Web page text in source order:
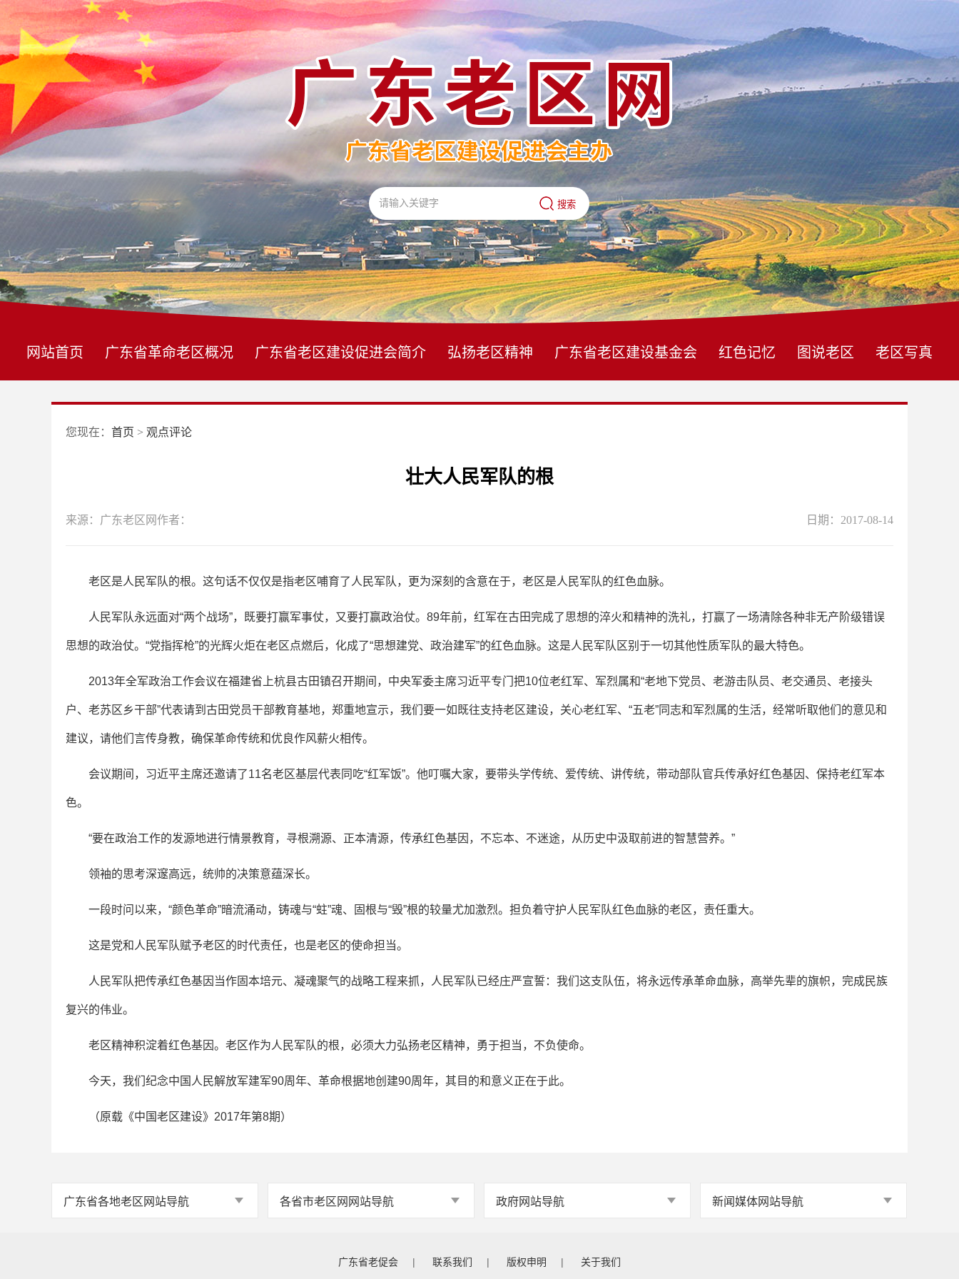
网站首页 广东省革命老区概况 广东省老区建设促进会简介 弘扬老区精神 广东省老区建设基金会 红色记忆 图说老区 老区写真
您现在： 首页 > 观点评论
壮大人民军队的根
来源：广东老区网作者： 日期：2017-08-14
老区是人民军队的根。这句话不仅仅是指老区哺育了人民军队，更为深刻的含意在于，老区是人民军队的红色血脉。
人民军队永远面对“两个战场”，既要打赢军事仗，又要打赢政治仗。89年前，红军在古田完成了思想的淬火和精神的洗礼，打赢了一场清除各种非无产阶级错误
思想的政治仗。“党指挥枪”的光辉火炬在老区点燃后，化成了“思想建党、政治建军”的红色血脉。这是人民军队区别于一切其他性质军队的最大特色。
2013年全军政治工作会议在福建省上杭县古田镇召开期间，中央军委主席习近平专门把10位老红军、军烈属和“老地下党员、老游击队员、老交通员、老接头
户、老苏区乡干部”代表请到古田党员干部教育基地，郑重地宣示，我们要一如既往支持老区建设，关心老红军、“五老”同志和军烈属的生活，经常听取他们的意见和
建议，请他们言传身教，确保革命传统和优良作风薪火相传。
会议期间，习近平主席还邀请了11名老区基层代表同吃“红军饭”。他叮嘱大家，要带头学传统、爱传统、讲传统，带动部队官兵传承好红色基因、保持老红军本
色。
“要在政治工作的发源地进行情景教育，寻根溯源、正本清源，传承红色基因，不忘本、不迷途，从历史中汲取前进的智慧营养。”
领袖的思考深邃高远，统帅的决策意蕴深长。
一段时问以来，“颜色革命”暗流涌动，铸魂与“蛀”魂、固根与“毁”根的较量尤加激烈。担负着守护人民军队红色血脉的老区，责任重大。
这是党和人民军队赋予老区的时代责任，也是老区的使命担当。
人民军队把传承红色基因当作固本培元、凝魂聚气的战略工程来抓，人民军队已经庄严宣誓：我们这支队伍，将永远传承革命血脉，高举先辈的旗帜，完成民族
复兴的伟业。
老区精神积淀着红色基因。老区作为人民军队的根，必须大力弘扬老区精神，勇于担当，不负使命。
今天，我们纪念中国人民解放军建军90周年、革命根据地创建90周年，其目的和意义正在于此。
（原载《中国老区建设》2017年第8期）
广东省老促会 | 联系我们 | 版权申明 | 关于我们